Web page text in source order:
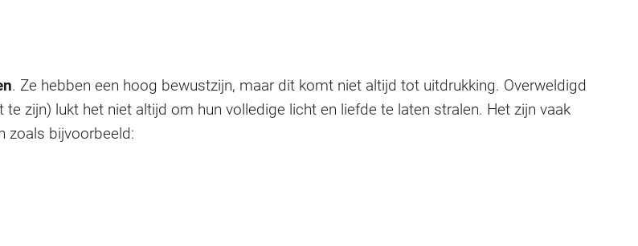
. Ze hebben een hoog bewustzijn, maar dit komt niet altijd tot uitdrukking. Overweldigd
zijn) lukt het niet altijd om hun volledige licht en liefde te laten stralen. Het zijn vaak
zoals bijvoorbeeld: